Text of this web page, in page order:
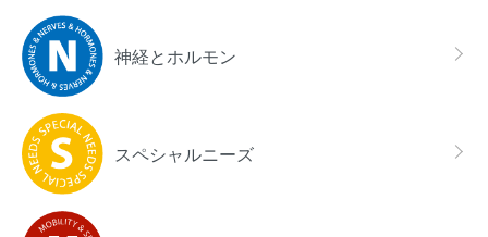
神経とホルモン
スペシャルニーズ